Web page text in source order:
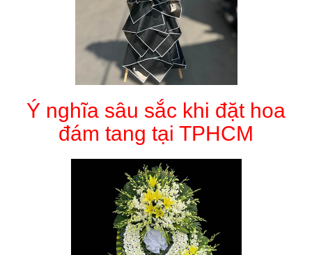
Ý nghĩa sâu sắc khi đặt hoa
đám tang tại TPHCM